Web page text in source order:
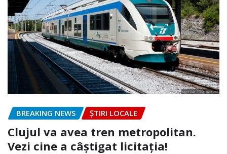
BREAKING NEWS ȘTIRI LOCALE
Clujul va avea tren metropolitan.
Vezi cine a câștigat licitația!